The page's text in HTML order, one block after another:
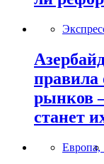
правила
рынков
станет
Европа,